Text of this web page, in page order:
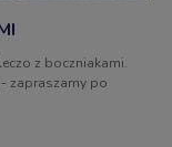
z boczniakami.
zapraszamy po